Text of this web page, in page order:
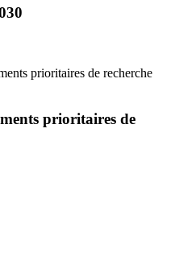
prioritaires de recherche
prioritaires de